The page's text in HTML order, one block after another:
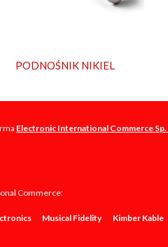
PODNOŚNIK NIKIEL
Electronic International Commerce Sp.
Commerce:
Musical Fidelity Kimber Kable